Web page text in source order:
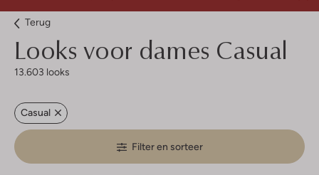
Terug
Looks voor dames Casual
13.603 looks
Casual
Filter en sorteer